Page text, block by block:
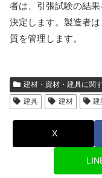
者は、引張試験の結
決定します。製造者
質を管理します。
建材・資材・建具に関
建具
建材 建
X